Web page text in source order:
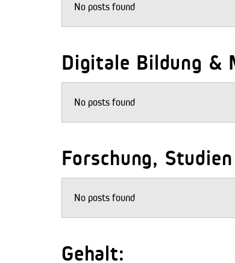
No posts found
Digitale Bildung &
No posts found
Forschung,
No posts found
Gehalt: